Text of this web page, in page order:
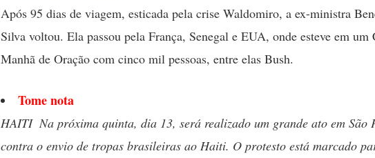
Após 95 dias de viagem, esticada pela crise Waldomiro, a ex-ministra
Silva voltou. Ela passou pela França, Senegal e EUA, onde esteve em um
Manhã de Oração com cinco mil pessoas, entre elas Bush.
Tome nota
HAITI  Na próxima quinta, dia 13, será realizado um grande ato em São
contra o envio de tropas brasileiras ao Haiti. O protesto está marcado